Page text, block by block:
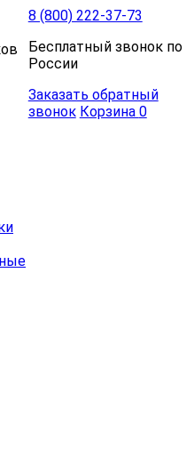
8 (800) 222-37-73
Бесплатный звонок по
России
Заказать обратный
звонок Корзина 0